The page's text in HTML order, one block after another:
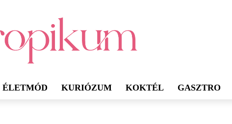
ÉLETMÓD KURIÓZUM KOKTÉL GASZTRO